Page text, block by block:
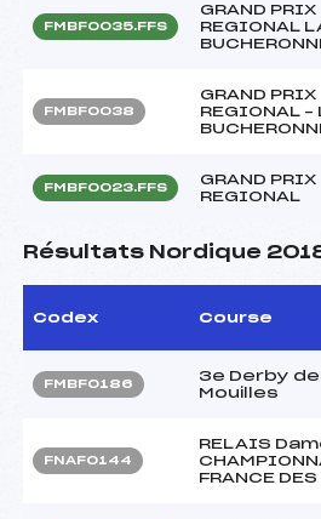
FMBF0035.FFS
GRAND PRIX
REGIONAL
FMBF0038
GRAND PRIX
REGIONAL –
FMBF0023.FFS
GRAND PRIX
REGIONAL
Résultats Nordique
Codex Course
FMBF0186
3e Derby
Mouilles
FNAF0144
RELAIS
FRANCE